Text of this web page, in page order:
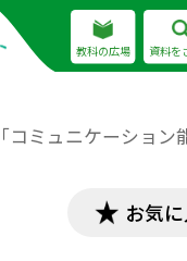
教科の広場 資料を
コミュニケーション
お気